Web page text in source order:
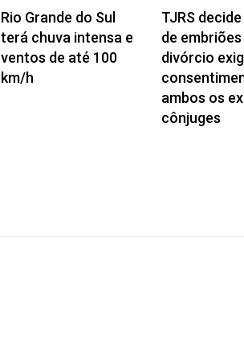
Rio Grande do Sul
terá chuva intensa e
ventos de até 100
km/h
TJRS
de
divórcio
ambos os
cônjuges